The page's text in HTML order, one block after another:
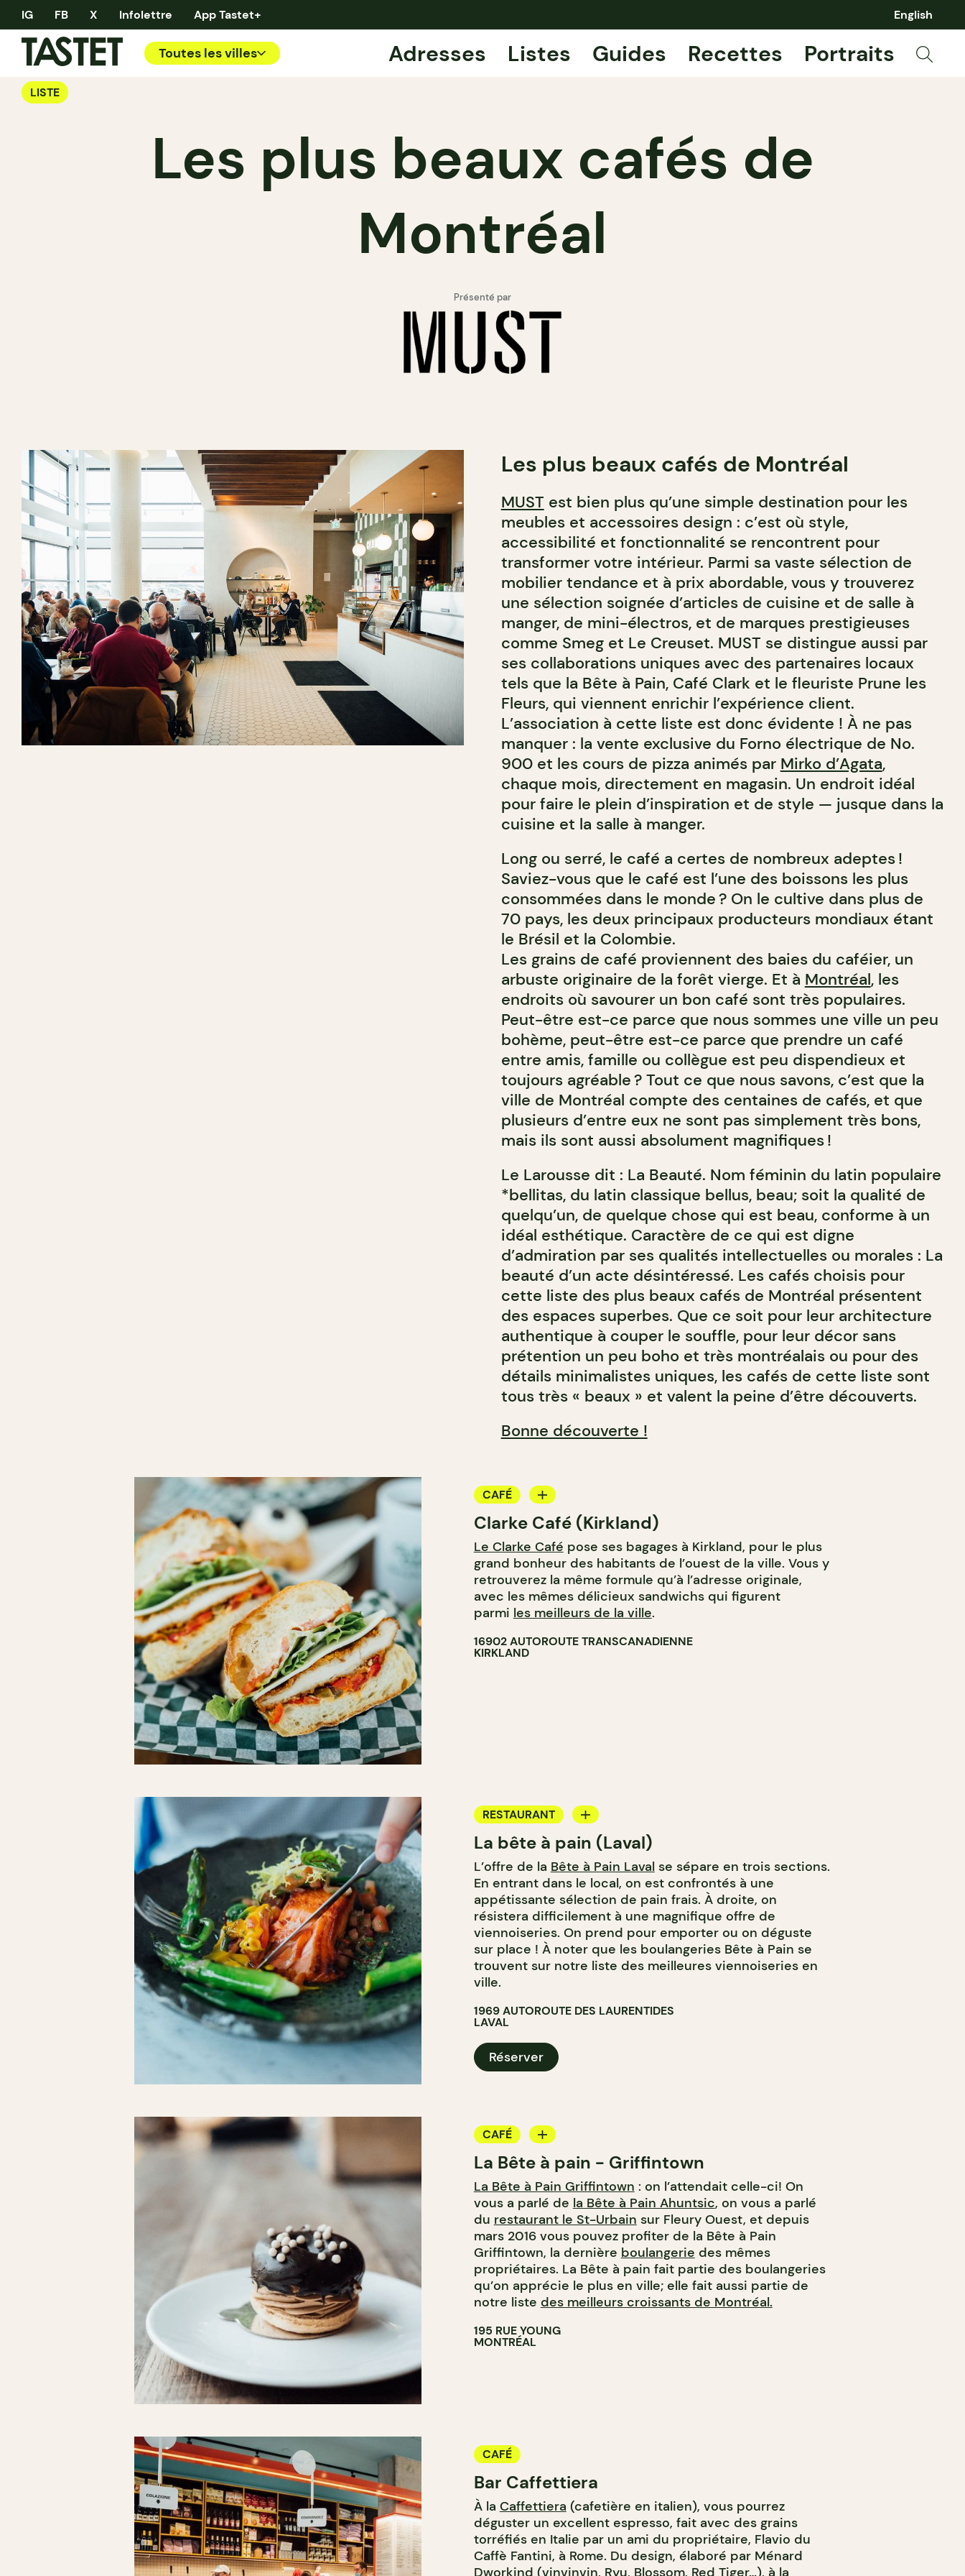
IG FB X Infolettre App Tastet+ English
Toutes les villes Adresses Listes Guides Recettes Portraits
LISTE
Les plus beaux cafés de
Montréal
Présenté par
Les plus beaux cafés de Montréal
MUST est bien plus qu’une simple destination pour les
meubles et accessoires design : c’est où style,
accessibilité et fonctionnalité se rencontrent pour
transformer votre intérieur. Parmi sa vaste sélection de
mobilier tendance et à prix abordable, vous y trouverez
une sélection soignée d’articles de cuisine et de salle à
manger, de mini-électros, et de marques prestigieuses
comme Smeg et Le Creuset. MUST se distingue aussi par
ses collaborations uniques avec des partenaires locaux
tels que la Bête à Pain, Café Clark et le fleuriste Prune les
Fleurs, qui viennent enrichir l’expérience client.
L’association à cette liste est donc évidente ! À ne pas
manquer : la vente exclusive du Forno électrique de No.
900 et les cours de pizza animés par Mirko d’Agata,
chaque mois, directement en magasin. Un endroit idéal
pour faire le plein d’inspiration et de style — jusque dans la
cuisine et la salle à manger.
Long ou serré, le café a certes de nombreux adeptes !
Saviez-vous que le café est l’une des boissons les plus
consommées dans le monde ? On le cultive dans plus de
70 pays, les deux principaux producteurs mondiaux étant
le Brésil et la Colombie.
Les grains de café proviennent des baies du caféier, un
arbuste originaire de la forêt vierge. Et à Montréal, les
endroits où savourer un bon café sont très populaires.
Peut-être est-ce parce que nous sommes une ville un peu
bohème, peut-être est-ce parce que prendre un café
entre amis, famille ou collègue est peu dispendieux et
toujours agréable ? Tout ce que nous savons, c’est que la
ville de Montréal compte des centaines de cafés, et que
plusieurs d’entre eux ne sont pas simplement très bons,
mais ils sont aussi absolument magnifiques !
Le Larousse dit : La Beauté. Nom féminin du latin populaire
*bellitas, du latin classique bellus, beau; soit la qualité de
quelqu’un, de quelque chose qui est beau, conforme à un
idéal esthétique. Caractère de ce qui est digne
d’admiration par ses qualités intellectuelles ou morales : La
beauté d’un acte désintéressé. Les cafés choisis pour
cette liste des plus beaux cafés de Montréal présentent
des espaces superbes. Que ce soit pour leur architecture
authentique à couper le souffle, pour leur décor sans
prétention un peu boho et très montréalais ou pour des
détails minimalistes uniques, les cafés de cette liste sont
tous très « beaux » et valent la peine d’être découverts.
Bonne découverte !
CAFÉ
Clarke Café (Kirkland)
Le Clarke Café pose ses bagages à Kirkland, pour le plus
grand bonheur des habitants de l’ouest de la ville. Vous y
retrouverez la même formule qu’à l’adresse originale,
avec les mêmes délicieux sandwichs qui figurent
parmi les meilleurs de la ville.
16902 AUTOROUTE TRANSCANADIENNE
KIRKLAND
RESTAURANT
CAFÉ
PÂTISSERIE
BOULANGERIE
La bête à pain (Laval)
L’offre de la Bête à Pain Lavalse sépare en trois sections.
En entrant dans le local, on est confrontés à une
appétissante sélection de pain frais. À droite, on
résistera difficilement à une magnifique offre de
viennoiseries. On prend pour emporter ou on déguste
sur place ! À noter que les boulangeries Bête à Pain se
trouvent sur notre liste des meilleures viennoiseries en
ville.
1969 AUTOROUTE DES LAURENTIDES
LAVAL
Réserver
CAFÉ
BOULANGERIE
COMPTOIR
CAVISTE
La Bête à pain - Griffintown
La Bête à Pain Griffintown : on l’attendait celle-ci! On
vous a parlé de la Bête à Pain Ahuntsic, on vous a parlé
du restaurant le St-Urbain sur Fleury Ouest, et depuis
mars 2016 vous pouvez profiter de la Bête à Pain
Griffintown, la dernière boulangerie des mêmes
propriétaires. La Bête à pain fait partie des boulangeries
qu’on apprécie le plus en ville; elle fait aussi partie de
notre liste des meilleurs croissants de Montréal.
195 RUE YOUNG
MONTRÉAL
CAFÉ
Bar Caffettiera
À la Caffettiera (cafetière en italien), vous pourrez
déguster un excellent espresso, fait avec des grains
torréfiés en Italie par un ami du propriétaire, Flavio du
Caffè Fantini, à Rome. Du design, élaboré par Ménard
Dworkind (vinvinvin, Ryu, Blossom, Red Tiger…), à la